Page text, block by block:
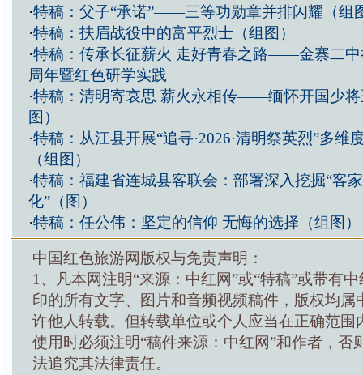
·特稿：父子“承诺”——三等功勋章并排闪耀（组
·特稿：扶眉战役中的富平烈士（组图）
·特稿：传承长征薪火 走好青春之路——金寨二中
周年暨红色研学实践
·特稿：清明寄哀思 薪火永相传——缅怀开国少将
图）
·特稿：从江县开展“追寻·2026·清明祭英烈”多维
（组图）
·特稿：福建省连城县客联会：部署深入挖掘“客
化”（图）
·特稿：任公伟：坚定的信仰 无悔的选择（组图）
中国红色旅游网版权与免责声明：
1、凡本网注明“来源：中红网”或“特稿”或带有
印的所有文字、图片和音频视频稿件，版权均属
许他人转载。但转载单位或个人应当在正确范围
使用时必须注明“稿件来源：中红网”和作者，否
法追究其法律责任。